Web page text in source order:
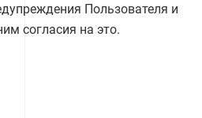
Пользователя и
согласия на это.